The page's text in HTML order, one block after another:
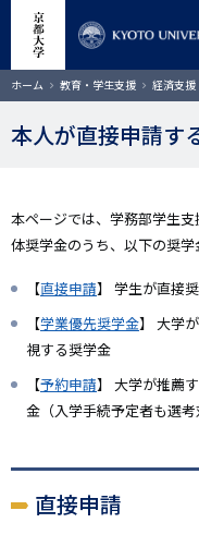
コ
ン
ン
動
サイ
ホーム 教育・学生支援 経済支援
本人が直接申請す
本ページでは、学務部学生
体奨学金のうち、以下の奨学
【直接申請】 学生が直接
【学業優先奨学金】 大学
視する奨学金
【予約申請】 大学が推薦
金（入学手続予定者も選考
直接申請